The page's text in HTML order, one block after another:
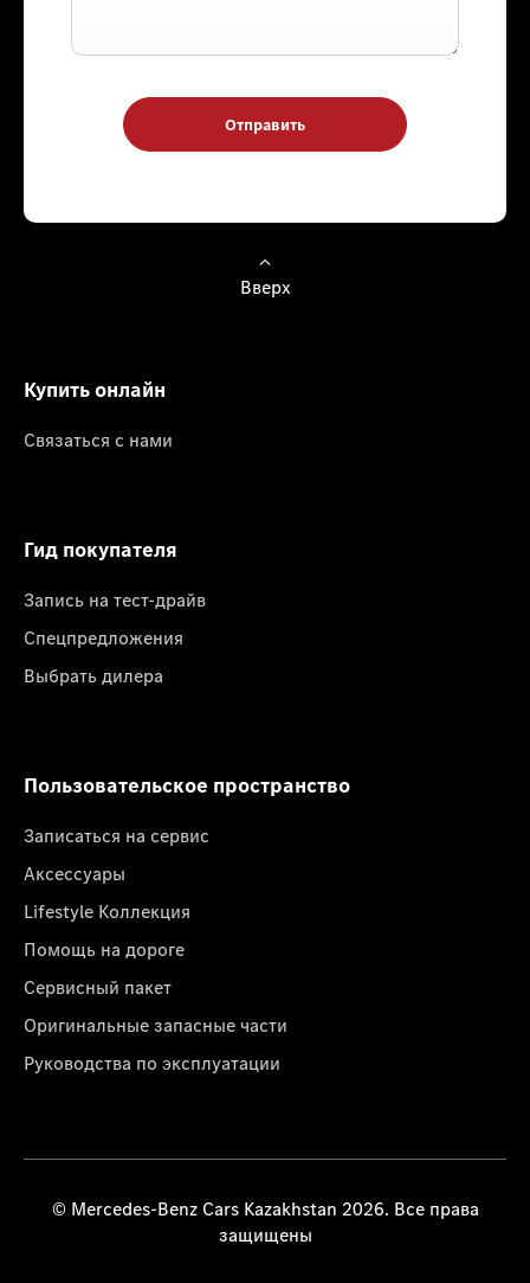
Отправить
Вверх
Купить онлайн
Связаться с нами
Гид покупателя
Запись на тест-драйв
Спецпредложения
Выбрать дилера
Пользовательское пространство
Записаться на сервис
Аксессуары
Lifestyle Коллекция
Помощь на дороге
Сервисный пакет
Оригинальные запасные части
Руководства по эксплуатации
© Mercedes-Benz Cars Kazakhstan 2026. Все права
защищены